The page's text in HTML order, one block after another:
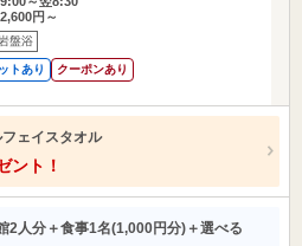
円～
盤浴
トあり クーポンあり
ェイスタオル
ント！
2人分＋食事1名(1,000円分)＋選べる